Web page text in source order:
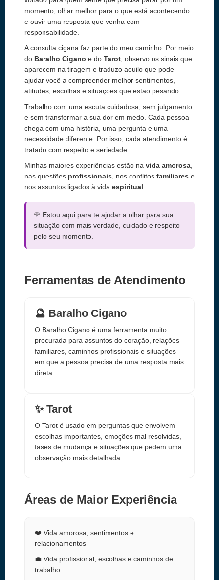
momento, olhar melhor para o que está acontecendo
e ouvir uma resposta que venha com
responsabilidade.
A consulta cigana faz parte do meu caminho. Por meio
do Baralho Cigano e do Tarot , observo os sinais que
aparecem na tiragem e traduzo aquilo que pode
ajudar você a compreender melhor sentimentos,
atitudes, escolhas e situações que estão pesando.
Trabalho com uma escuta cuidadosa, sem julgamento
e sem transformar a sua dor em medo. Cada pessoa
chega com uma história, uma pergunta e uma
necessidade diferente. Por isso, cada atendimento é
tratado com respeito e seriedade.
Minhas maiores experiências estão na vida amorosa
nas questões profissionais , nos conflitos familiares e
nos assuntos ligados à vida espiritual
🌹 Estou aqui para te ajudar a olhar para sua
situação com mais verdade, cuidado e respeito
pelo seu momento.
Ferramentas de Atendimento
🔮 Baralho Cigano
O Baralho Cigano é uma ferramenta muito
procurada para assuntos do coração, relações
familiares, caminhos profissionais e situações
em que a pessoa precisa de uma resposta mais
direta.
✨ Tarot
O Tarot é usado em perguntas que envolvem
escolhas importantes, emoções mal resolvidas,
fases de mudança e situações que pedem uma
observação mais detalhada.
Áreas de Maior Experiência
❤️ Vida amorosa, sentimentos e
relacionamentos
💼 Vida profissional, escolhas e caminhos de
trabalho